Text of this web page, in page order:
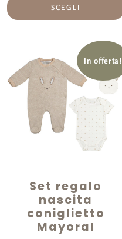
SCEGLI
In offerta!
Set regalo
nascita
coniglietto
Mayoral